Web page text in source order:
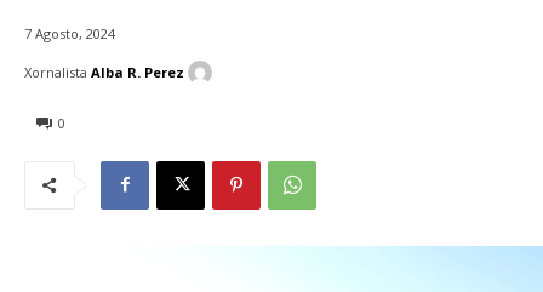
7 Agosto, 2024
0
Xornalista Alba R. Perez